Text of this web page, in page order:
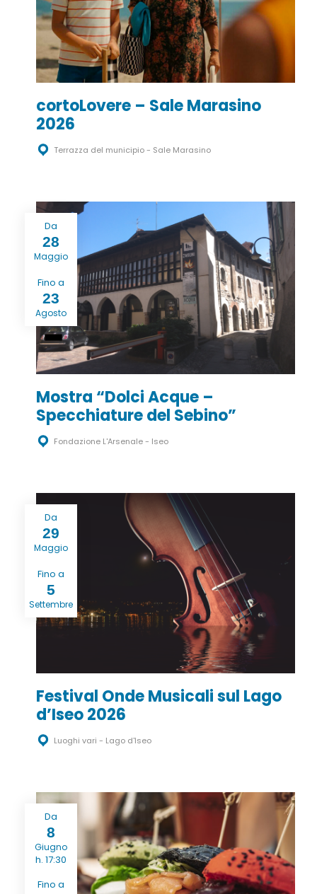
cortoLovere – Sale Marasino
2026
Terrazza del municipio - Sale Marasino
Da
28
Maggio
Fino a
23
Agosto
Mostra “Dolci Acque –
Specchiature del Sebino”
Fondazione L'Arsenale - Iseo
Da
29
Maggio
Fino a
5
Settembre
Festival Onde Musicali sul Lago
d’Iseo 2026
Luoghi vari - Lago d'Iseo
Da
8
Giugno
h. 17:30
Fino a